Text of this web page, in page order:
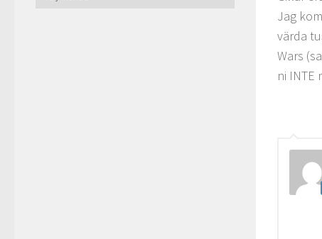
Jag
värda
Wars
ni INTE